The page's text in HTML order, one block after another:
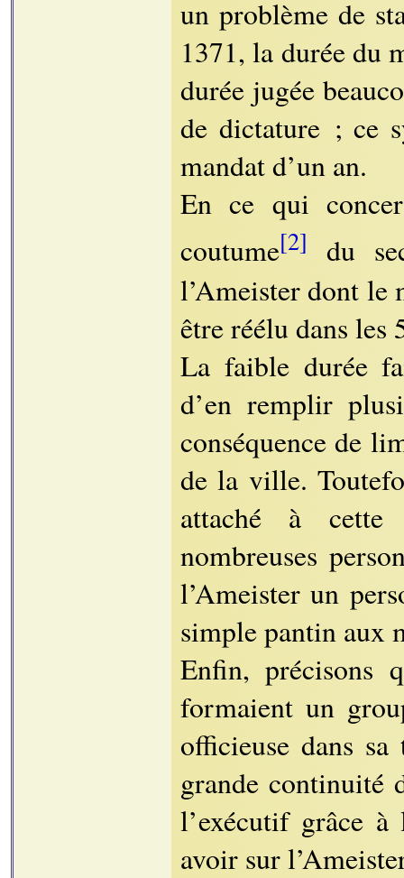
un problème de
1371, la durée du
durée jugée
de dictature ; ce
mandat d’un an.
En ce qui
coutume[2]
du
l’Ameister dont le
être réélu dans les
La faible durée
d’en remplir
conséquence de
de la ville.
attaché à cette
nombreuses
l’Ameister un
simple pantin aux
Enfin, précisons
formaient un
officieuse dans
grande continuité
l’exécutif grâce à
avoir sur